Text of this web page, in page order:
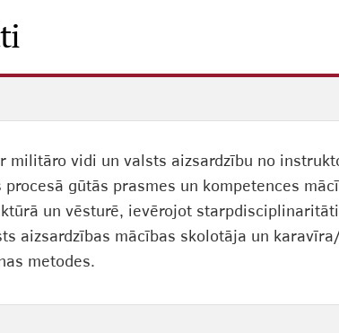
militāro vidi un valsts aizsardzību no
gūtās prasmes un kompetences
un vēsturē, ievērojot
aizsardzības mācības skolotāja un
metodes.